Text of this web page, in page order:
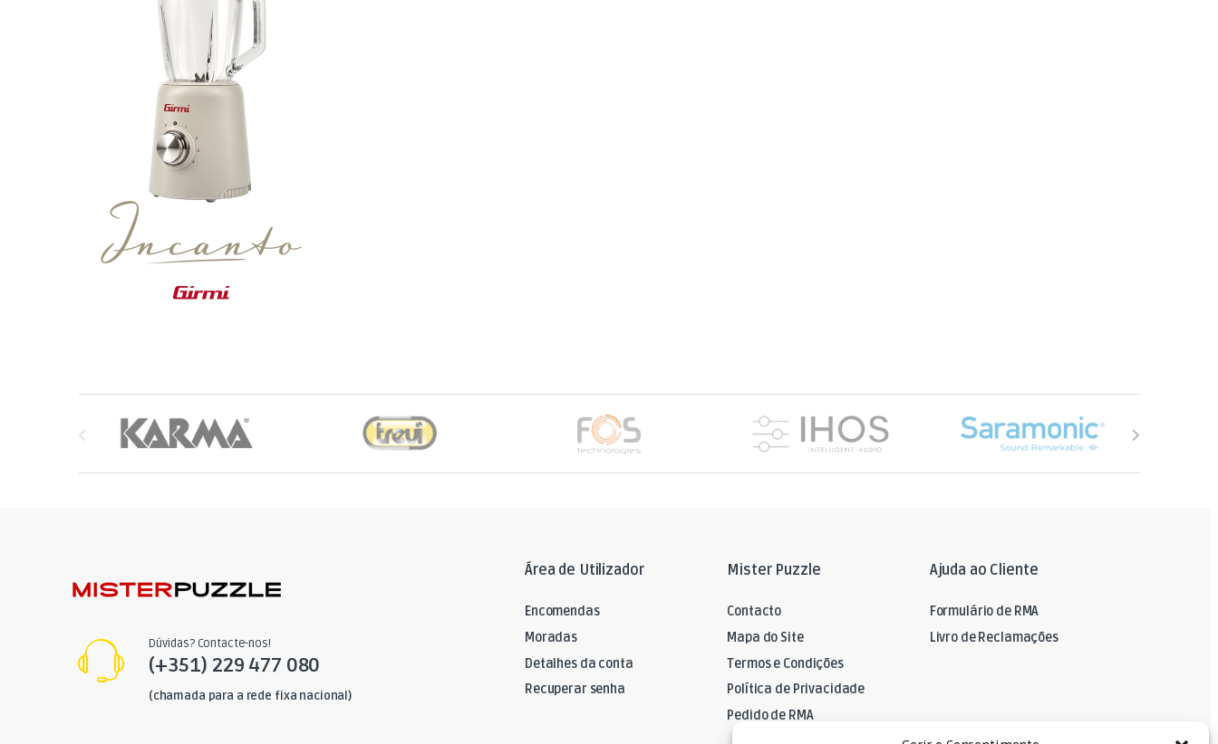
Brands Carousel
Dúvidas? Contacte-nos!
(+351) 229 477 080
(chamada para a rede fixa nacional)
Área de Utilizador
Encomendas
Moradas
Detalhes da conta
Recuperar senha
Mister Puzzle
Contacto
Mapa do Site
Termos e Condições
Política de Privacidade
Pedido de RMA
Ajuda ao Cliente
Formulário de RMA
Livro de Reclamações